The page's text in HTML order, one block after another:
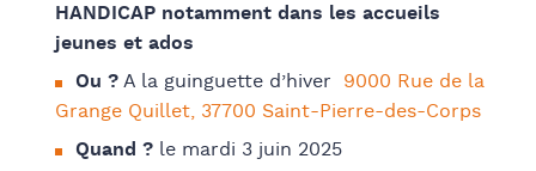
HANDICAP notamment dans les accueils
jeunes et ados
Ou ?A la guinguette d’hiver 9000 Rue de la
Grange Quillet, 37700 Saint-Pierre-des-Corps
Quand ? le mardi 3 juin 2025